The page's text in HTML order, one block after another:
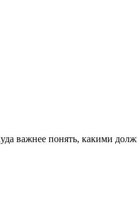
важнее понять, какими